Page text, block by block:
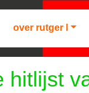
over rutger l
hitlijst